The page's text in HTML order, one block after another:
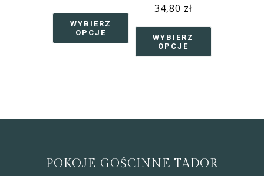
WYBIERZ
OPCJE
34,80 zł
WYBIERZ
OPCJE
POKOJE GOŚCINNE TADOR